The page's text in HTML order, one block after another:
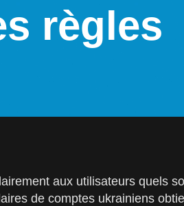
règles
aux utilisateurs quels
de comptes ukrainiens